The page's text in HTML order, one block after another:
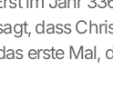
dass
erste Mal,